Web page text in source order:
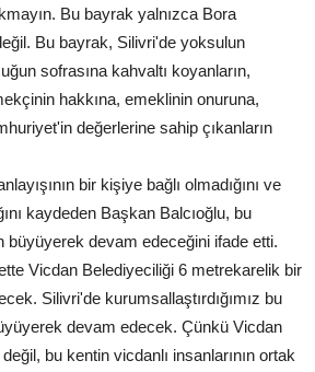
Bu bayrak yalnızca Bora
Bu bayrak, Silivri'de yoksulun
sofrasına kahvaltı koyanların,
hakkına, emeklinin onuruna,
değerlerine sahip çıkanların
bir kişiye bağlı olmadığını ve
kaydeden Başkan Balcıoğlu, bu
büyüyerek devam edeceğini ifade etti.
Vicdan Belediyeciliği 6 metrekarelik bir
Silivri'de kurumsallaştırdığımız bu
devam edecek. Çünkü Vicdan
bu kentin vicdanlı insanlarının ortak